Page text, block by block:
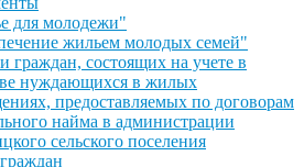
для молодежи"
жильем молодых семей"
граждан, состоящих на учете в
нуждающихся в жилых
предоставляемых по договорам
найма в администрации
сельского поселения